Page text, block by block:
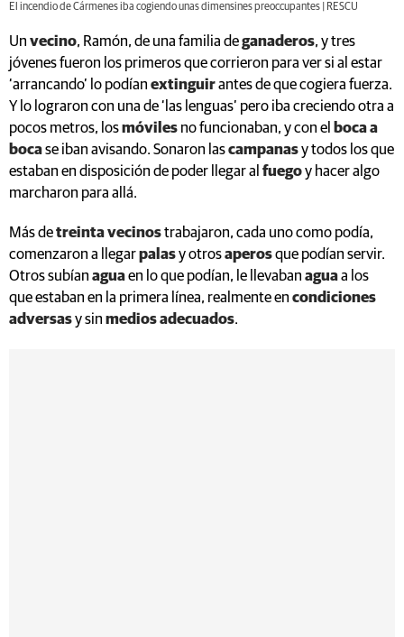
El incendio de Cármenes iba cogiendo unas dimensines preoccupantes | RESCU
Un vecino, Ramón, de una familia deganaderos, y tres
jóvenes fueron los primeros que corrieron para ver si al estar
‘arrancando’ lo podían extinguirantes de que cogiera fuerza.
Y lo lograron con una de ‘las lenguas’ pero iba creciendo otra a
pocos metros, losmóviles no funcionaban, y con el boca a
bocase iban avisando. Sonaron lascampanasy todos los que
estaban en disposición de poder llegar al fuegoy hacer algo
marcharon para allá.
Más detreinta vecinostrabajaron, cada uno como podía,
comenzaron a llegarpalasy otrosaperosque podían servir.
Otros subían aguaen lo que podían, le llevaban aguaa los
que estaban en la primera línea, realmente en condiciones
adversasy sin medios adecuados.